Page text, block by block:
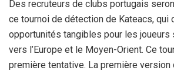
Des recruteurs de clubs portugais
ce tournoi de détection de Kateacs, qui
opportunités tangibles pour les joueurs
vers l’Europe et le Moyen-Orient. Ce
première tentative. La première